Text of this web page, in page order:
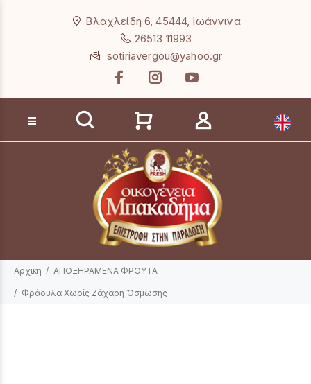
Βλαχλείδη 6, 45444, Ιωάννινα
26513 11993
sotiriavergou@yahoo.gr
Αναζήτηση προϊόντων
Αρχικη ΑΠΟΞΗΡΑΜΕΝΑ ΦΡΟΥΤΑ
Φράουλα Χωρίς Ζάχαρη Όσμωσης